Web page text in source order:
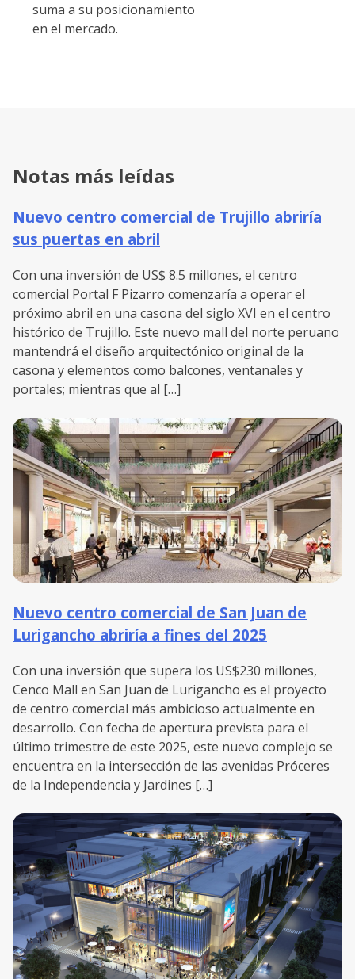
suma a su posicionamiento
en el mercado.
Notas más leídas
Nuevo centro comercial de Trujillo abriría
sus puertas en abril
Con una inversión de US$ 8.5 millones, el centro
comercial Portal F Pizarro comenzaría a operar el
próximo abril en una casona del siglo XVI en el centro
histórico de Trujillo. Este nuevo mall del norte peruano
mantendrá el diseño arquitectónico original de la
casona y elementos como balcones, ventanales y
portales; mientras que al […]
Nuevo centro comercial de San Juan de
Lurigancho abriría a fines del 2025
Con una inversión que supera los US$230 millones,
Cenco Mall en San Juan de Lurigancho es el proyecto
de centro comercial más ambicioso actualmente en
desarrollo. Con fecha de apertura prevista para el
último trimestre de este 2025, este nuevo complejo se
encuentra en la intersección de las avenidas Próceres
de la Independencia y Jardines […]